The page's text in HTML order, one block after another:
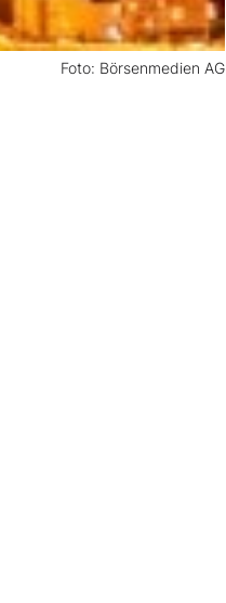
Foto: Börsenmedien AG